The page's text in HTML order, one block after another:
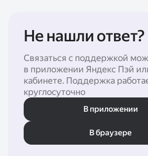
Не нашли ответ?
Связаться с поддержкой
в приложении Яндекс Пэй
кабинете. Поддержка
круглосуточно
В приложении
В браузере